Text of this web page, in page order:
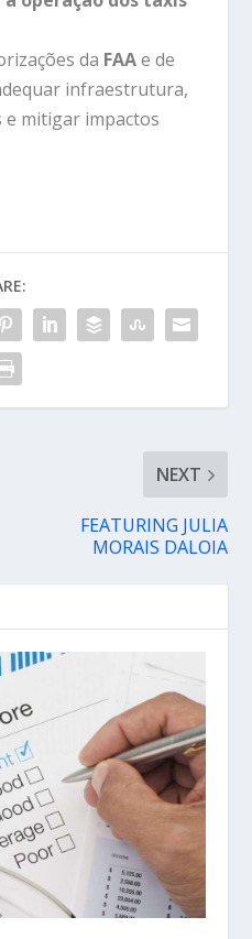
da FAAe de
infraestrutura,
mitigar impactos
NEXT
FEATURING JULIA
MORAIS DALOIA